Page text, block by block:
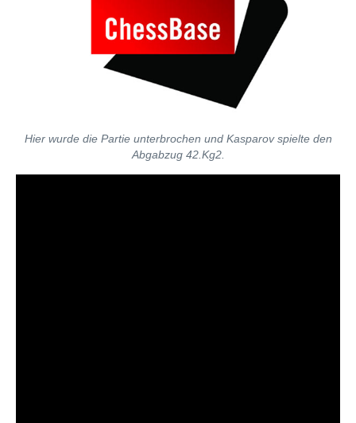
Hier wurde die Partie unterbrochen und Kasparov spielte den
Abgabzug 42.Kg2.